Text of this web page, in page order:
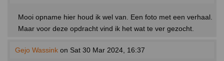
Mooi opname hier houd ik wel van. Een foto met een verhaal.
Maar voor deze opdracht vind ik het wat te ver gezocht.
Gejo Wassink on Sat 30 Mar 2024, 16:37